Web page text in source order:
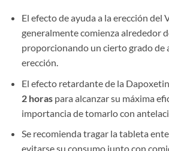
El efecto de ayuda a la erección del
generalmente comienza alrededor
proporcionando un cierto grado de
erección.
El efecto retardante de la
2 horas para alcanzar su máxima
importancia de tomarlo con
Se recomienda tragar la tableta
evitarse su consumo junto con